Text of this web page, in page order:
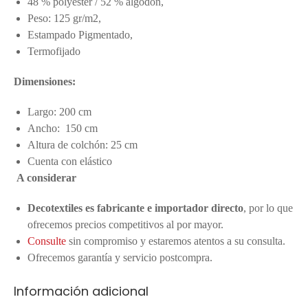
Peso: 125 gr/m2,
Estampado Pigmentado,
Termofijado
Dimensiones:
Largo: 200 cm
Ancho: 150 cm
Altura de colchón: 25 cm
Cuenta con elástico
A considerar
Decotextiles es fabricante e importador directo, por lo que
ofrecemos precios competitivos al por mayor.
Consulte sin compromiso y estaremos atentos a su consulta.
Ofrecemos garantía y servicio postcompra.
Información adicional